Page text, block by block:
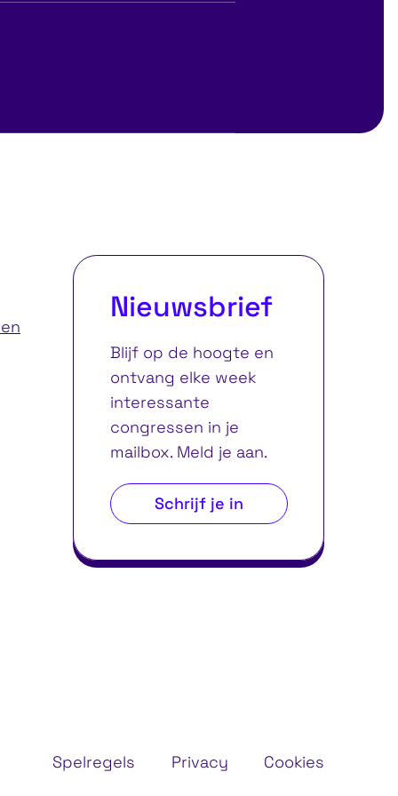
Psychologische en
Nieuwsbrief
Blijf op de hoogte en
ontvang elke week
interessante
congressen in je
mailbox. Meld je aan.
Schrijf je in
Spelregels Privacy Cookies